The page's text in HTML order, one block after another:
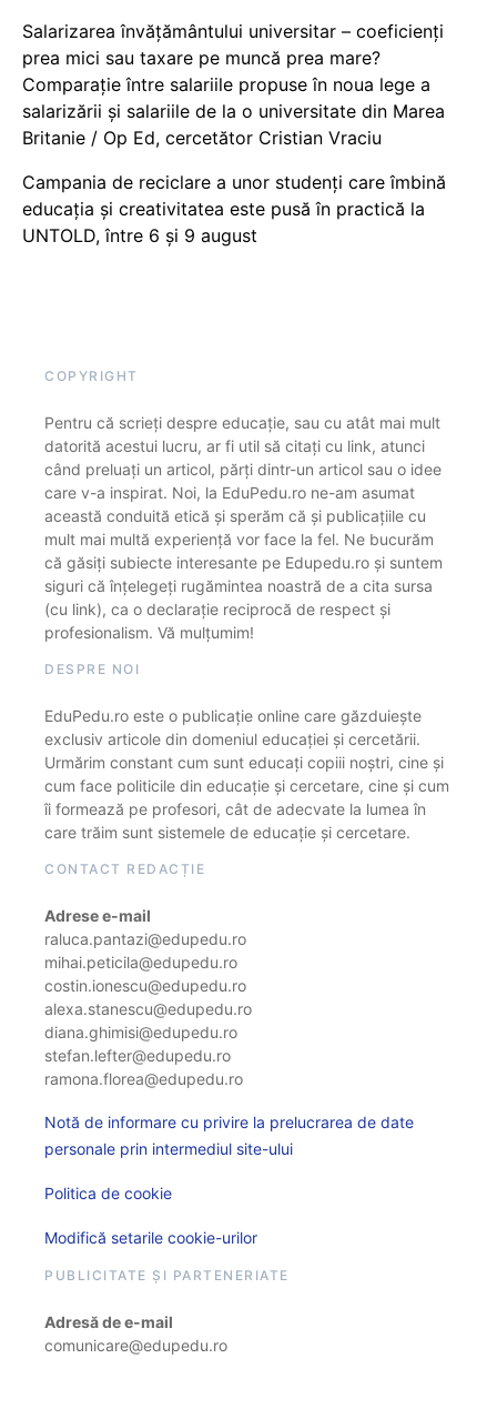
Salarizarea învățământului universitar – coeficienți
prea mici sau taxare pe muncă prea mare?
Comparație între salariile propuse în noua lege a
salarizării și salariile de la o universitate din Marea
Britanie / Op Ed, cercetător Cristian Vraciu
Campania de reciclare a unor studenți care îmbină
educația și creativitatea este pusă în practică la
UNTOLD, între 6 și 9 august
COPYRIGHT
Pentru că scrieți despre educație, sau cu atât mai mult
datorită acestui lucru, ar fi util să citați cu link, atunci
când preluați un articol, părți dintr-un articol sau o idee
care v-a inspirat. Noi, la EduPedu.ro ne-am asumat
această conduită etică și sperăm că și publicațiile cu
mult mai multă experiență vor face la fel. Ne bucurăm
că găsiți subiecte interesante pe Edupedu.ro și suntem
siguri că înțelegeți rugămintea noastră de a cita sursa
(cu link), ca o declarație reciprocă de respect și
profesionalism. Vă mulțumim!
DESPRE NOI
EduPedu.ro este o publicație online care găzduiește
exclusiv articole din domeniul educației și cercetării.
Urmărim constant cum sunt educați copiii noștri, cine și
cum face politicile din educație și cercetare, cine și cum
îi formează pe profesori, cât de adecvate la lumea în
care trăim sunt sistemele de educație și cercetare.
CONTACT REDACȚIE
Adrese e-mail
raluca.pantazi@edupedu.ro
mihai.peticila@edupedu.ro
costin.ionescu@edupedu.ro
alexa.stanescu@edupedu.ro
diana.ghimisi@edupedu.ro
stefan.lefter@edupedu.ro
ramona.florea@edupedu.ro
Notă de informare cu privire la prelucrarea de date
personale prin intermediul site-ului
Politica de cookie
Modifică setarile cookie-urilor
PUBLICITATE ȘI PARTENERIATE
Adresă de e-mail
comunicare@edupedu.ro